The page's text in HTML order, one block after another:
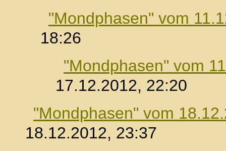
"Mondphasen" vom
18:26
"Mondphasen" vom
17.12.2012, 22:20
"Mondphasen" vom
18.12.2012, 23:37